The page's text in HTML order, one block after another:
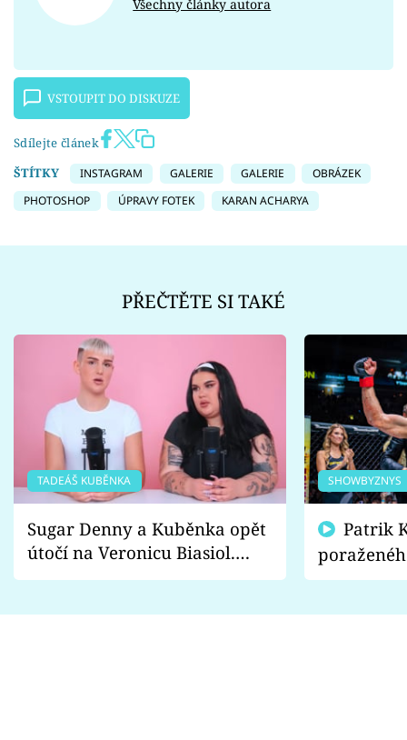
Všechny články autora
VSTOUPIT DO DISKUZE
Sdílejte článek
ŠTÍTKY
INSTAGRAM GALERIE GALERIE
OBRÁZEK
PHOTOSHOP
ÚPRAVY FOTEK KARAN ACHARYA
PŘEČTĚTE SI TAKÉ
TADEÁŠ KUBĚNKA
Sugar Denny a Kuběnka opět
útočí na Veronicu Biasiol.
Proč je podle nich falešná a
SHOWBYZNYS
fanoušci